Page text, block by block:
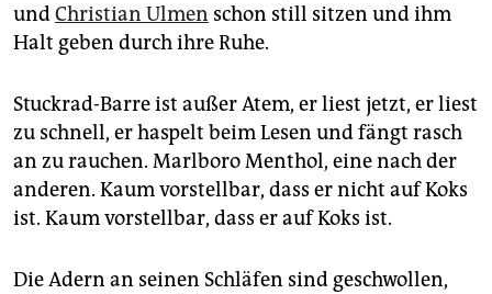
undChristian Ulmen schon still sitzen und ihm
Halt geben durch ihre Ruhe.
Stuckrad-Barre ist außer Atem, er liest jetzt, er liest
zu schnell, er haspelt beim Lesen und fängt rasch
an zu rauchen. Marlboro Menthol, eine nach der
anderen. Kaum vorstellbar, dass er nicht auf Koks
ist. Kaum vorstellbar, dass er auf Koks ist.
Die Adern an seinen Schläfen sind geschwollen,